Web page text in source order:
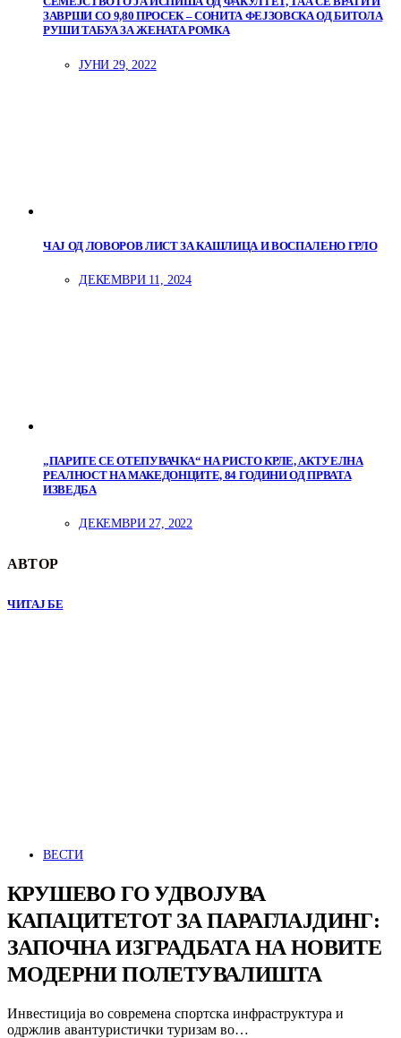
ЗАВРШИ СО 9,80 ПРОСЕК – СОНИТА ФЕЈЗОВСКА ОД БИТОЛА
РУШИ ТАБУА ЗА ЖЕНАТА РОМКА
ЈУНИ 29, 2022
ЧАЈ ОД ЛОВОРОВ ЛИСТ ЗА КАШЛИЦА И ВОСПАЛЕНО ГРЛО
ДЕКЕМВРИ 11, 2024
„ПАРИТЕ СЕ ОТЕПУВАЧКА“ НА РИСТО КРЛЕ, АКТУЕЛНА
РЕАЛНОСТ НА МАКЕДОНЦИТЕ, 84 ГОДИНИ ОД ПРВАТА
ИЗВЕДБА
ДЕКЕМВРИ 27, 2022
АВТОР
ЧИТАЈ БЕ
ВЕСТИ
КРУШЕВО ГО УДВОЈУВА
КАПАЦИТЕТОТ ЗА ПАРАГЛАЈДИНГ:
ЗАПОЧНА ИЗГРАДБАТА НА НОВИТЕ
МОДЕРНИ ПОЛЕТУВАЛИШТА
Инвестиција во современа спортска инфраструктура и
одржлив авантуристички туризам во…